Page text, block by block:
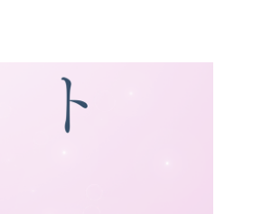
- Covered by 水